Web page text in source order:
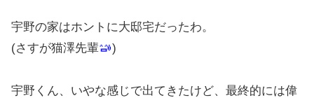
宇野の家はホントに大邸宅だったわ。
(さすが猫澤先輩
)
宇野くん、いやな感じで出てきたけど、最終的には偉